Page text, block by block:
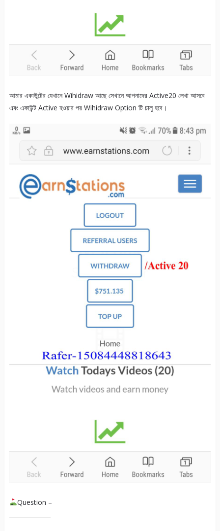
আমার একাউন্টের যেখানে Wihidraw আছে সেখানে আপনাদের Active20 লেখা আসবে
এবং একাউন্ট Active হওয়ার পর Wihidraw Option টি চালু হবে।
Question –